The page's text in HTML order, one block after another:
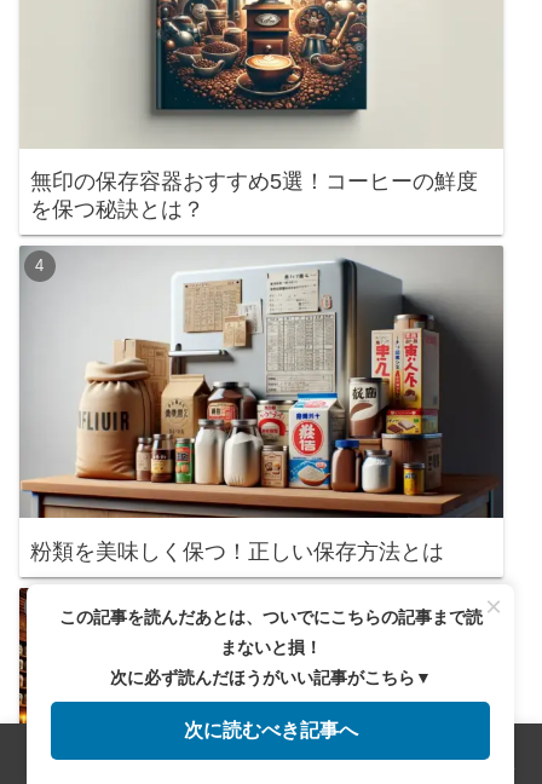
無印の保存容器おすすめ5選！コーヒーの鮮度
を保つ秘訣とは？
粉類を美味しく保つ！正しい保存方法とは
サイドバー
×
この記事を読んだあとは、ついでにこちらの記事まで読
まないと損！
次に必ず読んだほうがいい記事がこちら▼
次に読むべき記事へ